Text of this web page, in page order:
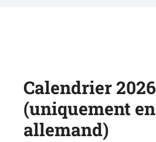
Calendrier 2026
(uniquement en
allemand)